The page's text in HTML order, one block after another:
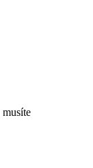
musíte